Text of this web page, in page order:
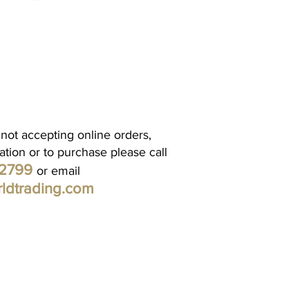
accepting online orders,
or to purchase please call
or email